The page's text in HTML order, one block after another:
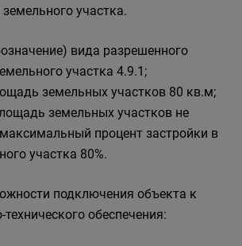
участка.
вида разрешенного
участка 4.9.1;
земельных участков 80 кв.м;
земельных участков не
процент застройки в
участка 80%.
подключения объекта к
обеспечения: